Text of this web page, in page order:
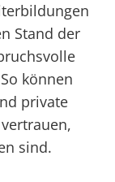
Stand der
können
private
sind.